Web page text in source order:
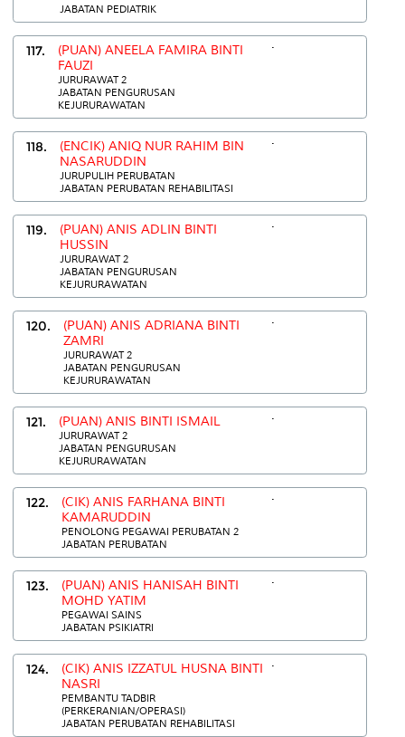
JABATAN PEDIATRIK
117.
(PUAN) ANEELA FAMIRA BINTI
FAUZI
JURURAWAT 2
JABATAN PENGURUSAN
KEJURURAWATAN
.
118.
(ENCIK) ANIQ NUR RAHIM BIN
NASARUDDIN
JURUPULIH PERUBATAN
JABATAN PERUBATAN REHABILITASI
.
119.
(PUAN) ANIS ADLIN BINTI
HUSSIN
JURURAWAT 2
JABATAN PENGURUSAN
KEJURURAWATAN
.
120.
(PUAN) ANIS ADRIANA BINTI
ZAMRI
JURURAWAT 2
JABATAN PENGURUSAN
KEJURURAWATAN
.
121. (PUAN) ANIS BINTI ISMAIL
JURURAWAT 2
JABATAN PENGURUSAN
KEJURURAWATAN
.
122.
(CIK) ANIS FARHANA BINTI
KAMARUDDIN
PENOLONG PEGAWAI PERUBATAN 2
JABATAN PERUBATAN
.
123.
(PUAN) ANIS HANISAH BINTI
MOHD YATIM
PEGAWAI SAINS
JABATAN PSIKIATRI
.
124.
(CIK) ANIS IZZATUL HUSNA BINTI
NASRI
PEMBANTU TADBIR
(PERKERANIAN/OPERASI)
JABATAN PERUBATAN REHABILITASI
.